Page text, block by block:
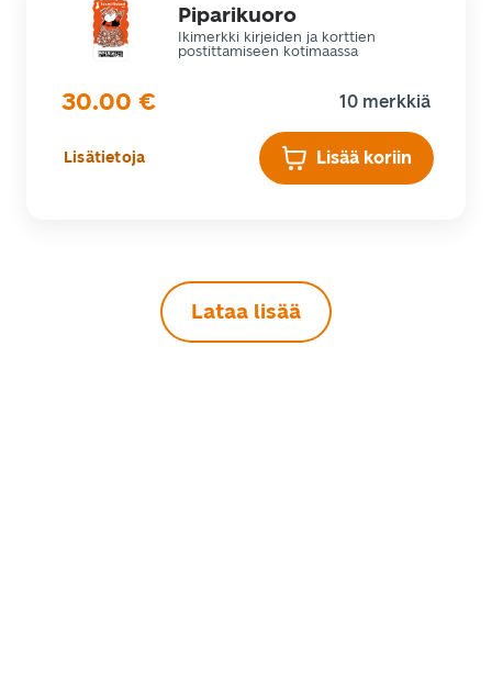
Piparikuoro
Ikimerkki kirjeiden ja korttien
postittamiseen kotimaassa
30.00 € 10 merkkiä
Lisätietoja Lisää koriin
Lataa lisää